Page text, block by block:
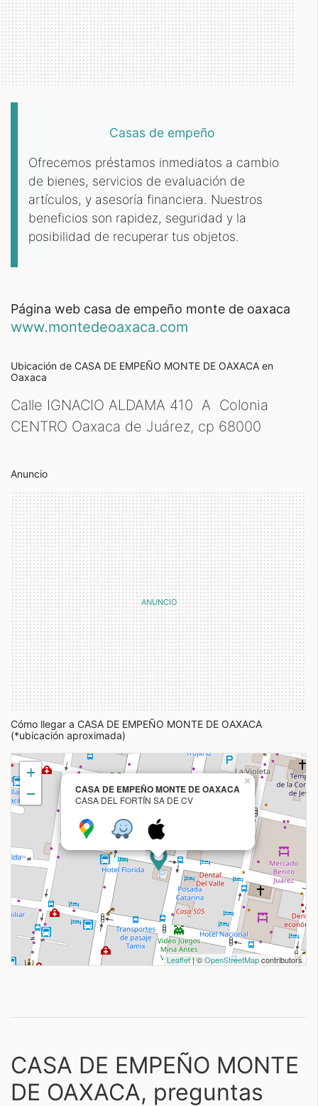
Casas de empeño
Ofrecemos préstamos inmediatos a cambio
de bienes, servicios de evaluación de
artículos, y asesoría financiera. Nuestros
beneficios son rapidez, seguridad y la
posibilidad de recuperar tus objetos.
página web casa de empeño monte de oaxaca
www.montedeoaxaca.com
Ubicación de CASA DE EMPEÑO MONTE DE OAXACA en
Oaxaca
Calle IGNACIO ALDAMA 410 A Colonia
CENTRO Oaxaca de Juárez, cp 68000
Anuncio
Cómo llegar a CASA DE EMPEÑO MONTE DE OAXACA
(*ubicación aproximada)
CASA DE EMPEÑO MONTE DE OAXACA
CASA DEL FORTÍN SA DE CV
×
+
−
Leaflet| ©OpenStreetMapcontributors
CASA DE EMPEÑO MONTE
DE OAXACA, preguntas